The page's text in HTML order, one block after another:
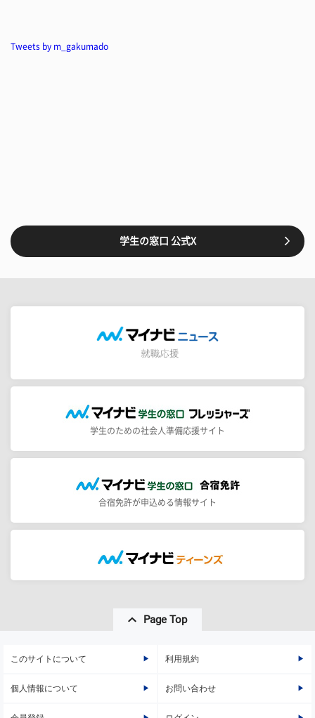
Tweets by m_gakumado
学生の窓口 公式X
学生のための社会人準備応援サイト
合宿免許が申込める情報サイト
Page Top
このサイトについて 利用規約
個人情報について お問い合わせ